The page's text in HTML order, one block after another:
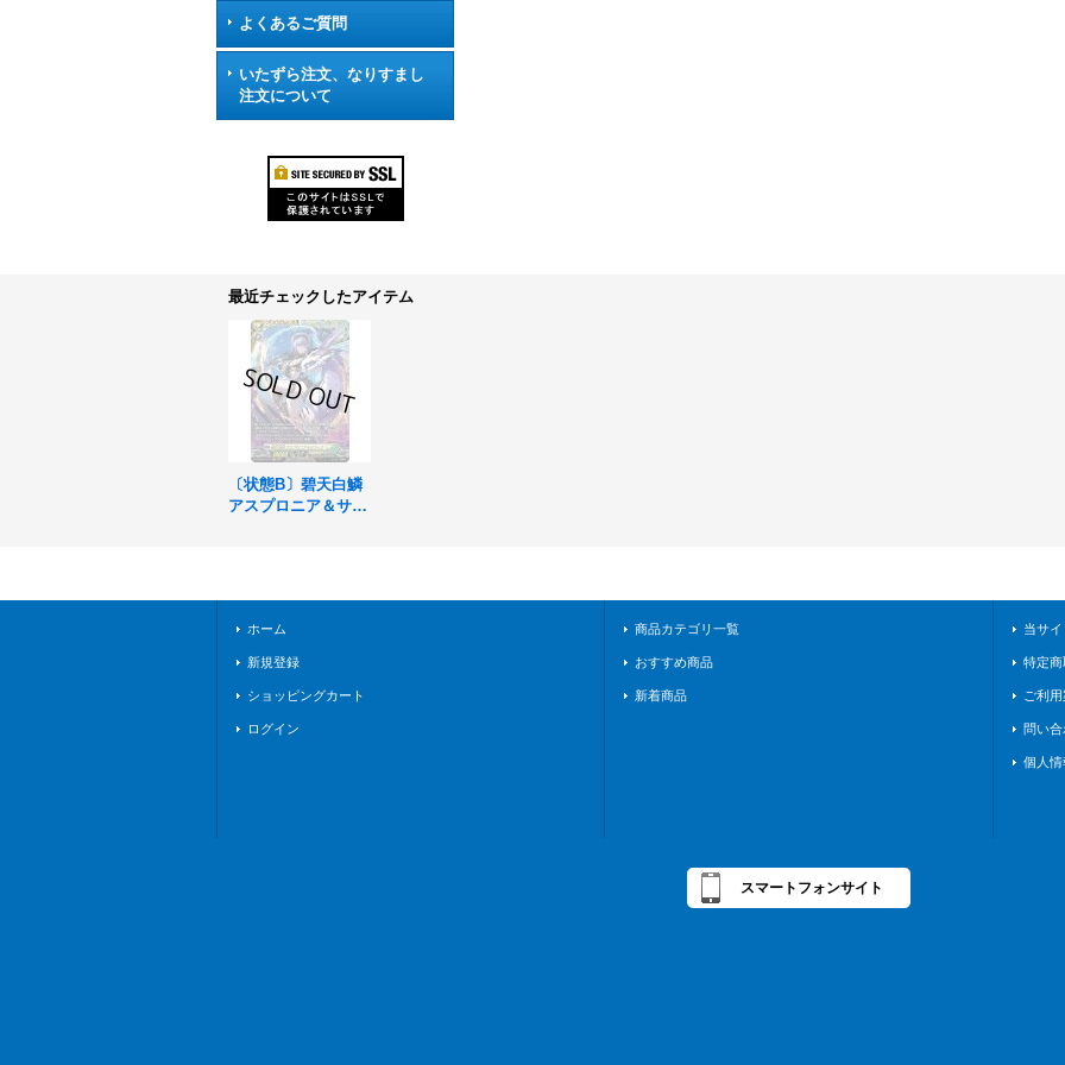
よくあるご質問
いたずら注文、なりすまし
注文について
最近チェックしたアイテム
〔状態B〕碧天白鱗
アスプロニア＆サフ
ホーム
新規登録
ショッピングカート
ログイン
商品カテゴリ一覧
おすすめ商品
新着商品
当サ
特定
ご利
問い合
個人
スマートフォンサイト